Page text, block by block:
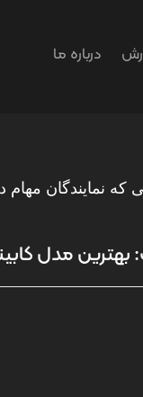
درباره ما
که نمایندگان
مدل